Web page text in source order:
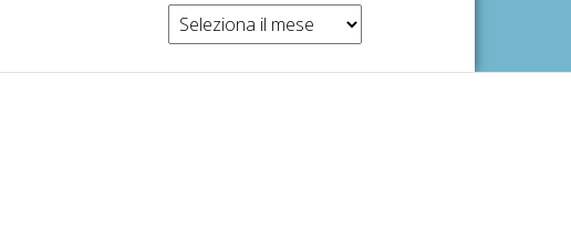
Archivio